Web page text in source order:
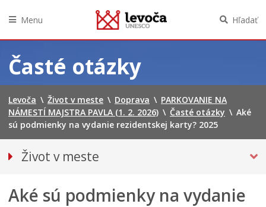
obsah
Menu Hľadať
Časté otázky
Levoča \ Život v meste \ Doprava \ PARKOVANIE NA
NÁMESTÍ MAJSTRA PAVLA (1. 2. 2026) \ Časté otázky \ Aké
sú podmienky na vydanie rezidentskej karty? 2025
Život v meste
DOPRAVA
Aké sú podmienky na vydanie